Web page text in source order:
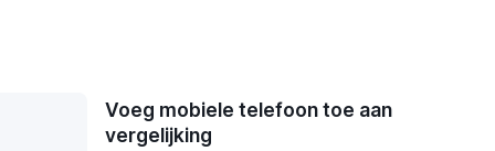
Voeg mobiele telefoon toe aan
vergelijking